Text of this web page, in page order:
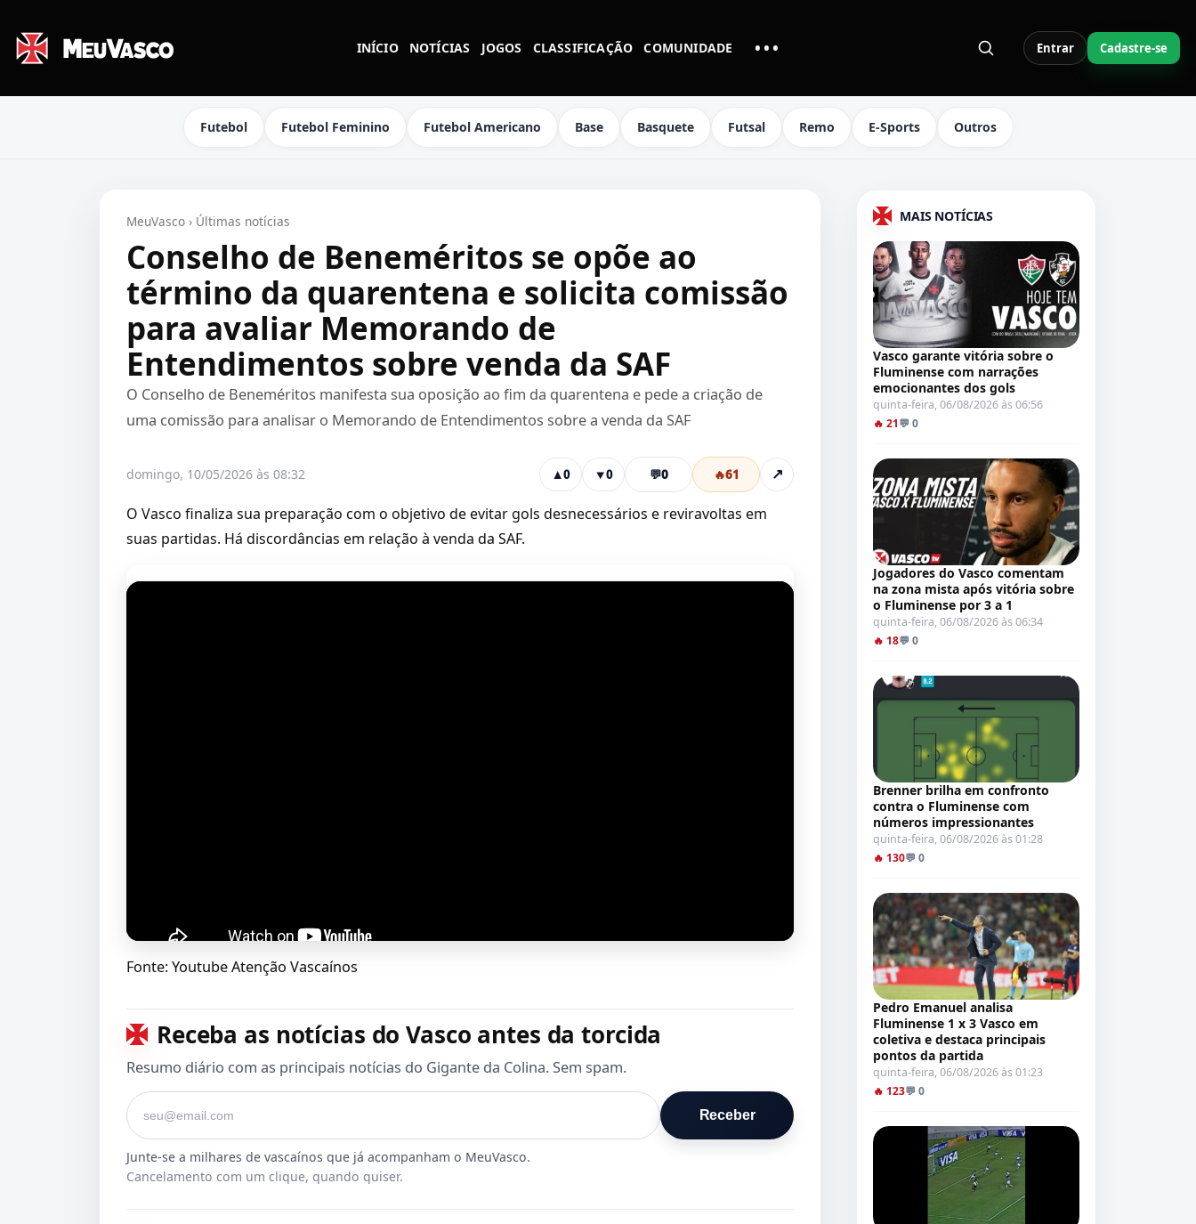
INÍCIO NOTÍCIAS JOGOS CLASSIFICAÇÃO COMUNIDADE •••MAIS LINKS DO MENU Entrar Cadastre-se
Futebol Futebol Feminino Futebol Americano Base Basquete Futsal Remo E-Sports Outros
MeuVasco › Últimas notícias
Conselho de Beneméritos se opõe ao
término da quarentena e solicita comissão
para avaliar Memorando de
Entendimentos sobre venda da SAF
O Conselho de Beneméritos manifesta sua oposição ao fim da quarentena e pede a criação de
uma comissão para analisar o Memorando de Entendimentos sobre a venda da SAF
domingo, 10/05/2026 às 08:32 ▲0 ▼0 💬0 🔥61 ↗
O Vasco finaliza sua preparação com o objetivo de evitar gols desnecessários e reviravoltas em
suas partidas. Há discordâncias em relação à venda da SAF.
Fonte: Youtube Atenção Vascaínos
Receba as notícias do Vasco antes da torcida
Resumo diário com as principais notícias do Gigante da Colina. Sem spam.
Seu e-mail
Receber
Cancelamento com um clique, quando quiser.
MAIS NOTÍCIAS
Vasco garante vitória sobre o
Fluminense com narrações
emocionantes dos gols
quinta-feira, 06/08/2026 às 06:56
🔥 21💬 0
Jogadores do Vasco comentam
na zona mista após vitória sobre
o Fluminense por 3 a 1
quinta-feira, 06/08/2026 às 06:34
🔥 18💬 0
Brenner brilha em confronto
contra o Fluminense com
números impressionantes
quinta-feira, 06/08/2026 às 01:28
🔥 130💬 0
Pedro Emanuel analisa
Fluminense 1 x 3 Vasco em
coletiva e destaca principais
pontos da partida
quinta-feira, 06/08/2026 às 01:23
🔥 123💬 0